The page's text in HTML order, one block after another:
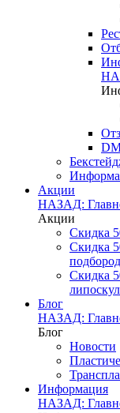
Акции
НАЗАД:
Акции
Скидка
Скидка
Скидка
Блог
НАЗАД:
Блог
Новости
Информация
НАЗАД: